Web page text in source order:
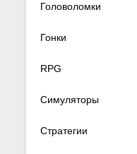
Головоломки
Гонки
RPG
Симуляторы
Стратегии